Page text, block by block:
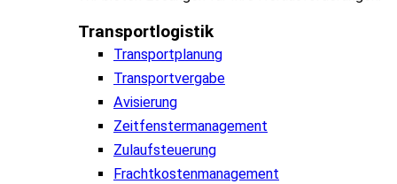
Transportlogistik
Transportplanung
Transportvergabe
Avisierung
Zeitfenstermanagement
Zulaufsteuerung
Frachtkostenmanagement